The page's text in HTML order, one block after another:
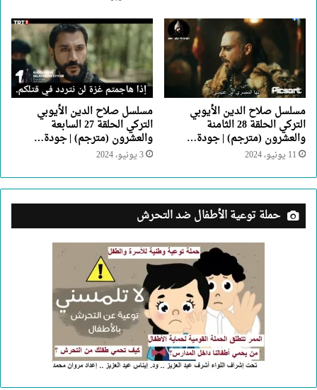
مسلسل صلاح الدين الأيوبي
التركي الحلقة 28 الثامنة
والعشرون (مترجم) | جودة…
11 يونيو، 2024
مسلسل صلاح الدين الأيوبي
التركي الحلقة 27 السابعة
والعشرون (مترجم) | جودة…
3 يونيو، 2024
حملة توعية الأطفال ضد التحرش